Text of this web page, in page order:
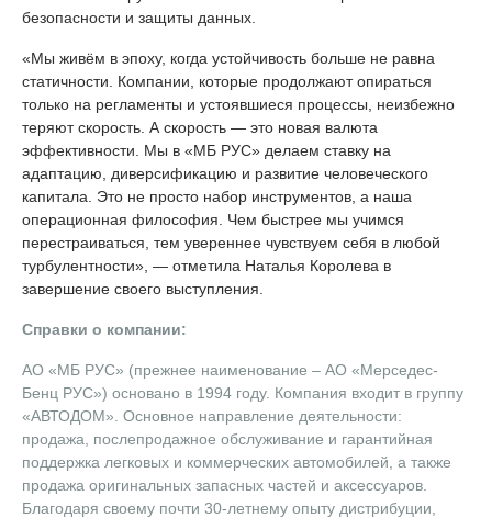
безопасности и защиты данных.
«Мы живём в эпоху, когда устойчивость больше не равна
статичности. Компании, которые продолжают опираться
только на регламенты и устоявшиеся процессы, неизбежно
теряют скорость. А скорость — это новая валюта
эффективности. Мы в «МБ РУС» делаем ставку на
адаптацию, диверсификацию и развитие человеческого
капитала. Это не просто набор инструментов, а наша
операционная философия. Чем быстрее мы учимся
перестраиваться, тем увереннее чувствуем себя в любой
турбулентности», — отметила Наталья Королева в
завершение своего выступления.
Справки о компании:
АО «МБ РУС» (прежнее наименование – AO «Мерседес-
Бенц PУC») основано в 1994 году. Компания входит в группу
«АВТОДОМ». Основное направление деятельности:
продажа, послепродажное обслуживание и гарантийная
поддержка легковых и коммерческих автомобилей, а также
продажа оригинальных запасных частей и аксессуаров.
Благодаря своему почти 30-летнему опыту дистрибуции,